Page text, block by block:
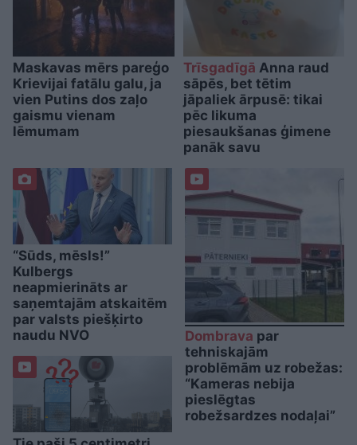
Maskavas mērs pareģo
Krievijai fatālu galu, ja
vien Putins dos zaļo
gaismu vienam
lēmumam
Trīsgadīgā Anna raud
sāpēs, bet tētim
jāpaliek ārpusē: tikai
pēc likuma
piesaukšanas ģimene
panāk savu
“Sūds, mēsls!”
Kulbergs
neapmierināts ar
saņemtajām atskaitēm
par valsts piešķirto
naudu NVO
Dombrava par
tehniskajām
problēmām uz robežas:
“Kameras nebija
pieslēgtas
robežsardzes nodaļai”